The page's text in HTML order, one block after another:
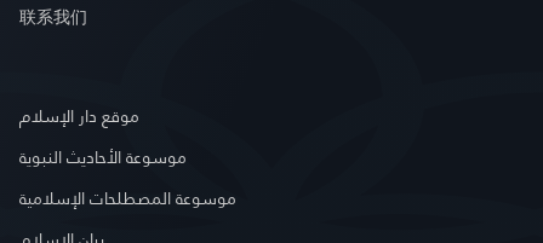
联系我们
موقع دار الإسلام
موسوعة الأحاديث النبوية
موسوعة المصطلحات الإسلامية